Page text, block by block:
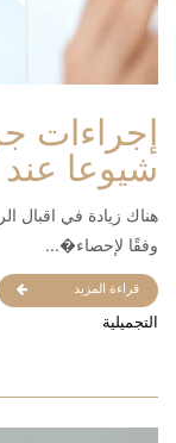
إجراءات
شيوعا عند
هناك زيادة في اقبال
وفقًا لإحصاء�...
قراءة المزيد
التجميلية